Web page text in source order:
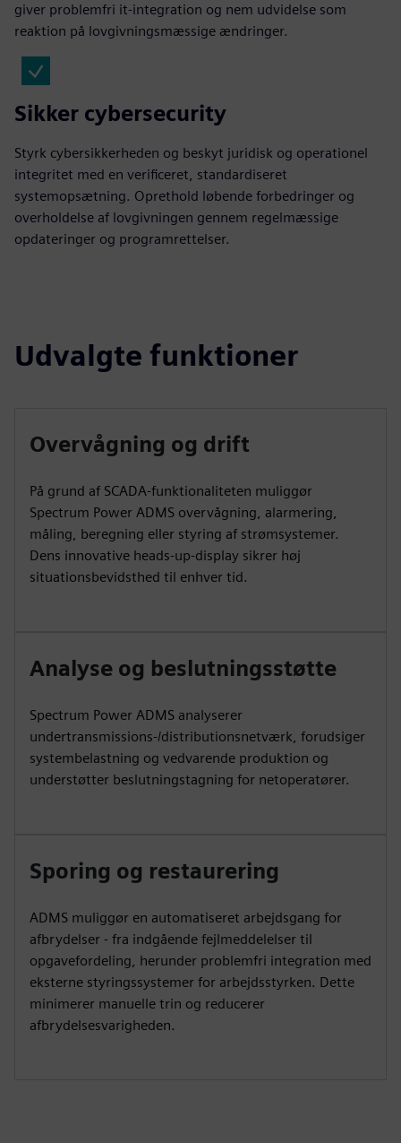
giver problemfri it-integration og nem udvidelse som
reaktion på lovgivningsmæssige ændringer.
Sikker cybersecurity
Styrk cybersikkerheden og beskyt juridisk og operationel
integritet med en verificeret, standardiseret
systemopsætning. Oprethold løbende forbedringer og
overholdelse af lovgivningen gennem regelmæssige
opdateringer og programrettelser.
Udvalgte funktioner
Overvågning og drift
På grund af SCADA-funktionaliteten muliggør
Spectrum Power ADMS overvågning, alarmering,
måling, beregning eller styring af strømsystemer.
Dens innovative heads-up-display sikrer høj
situationsbevidsthed til enhver tid.
Analyse og beslutningsstøtte
Spectrum Power ADMS analyserer
undertransmissions-/distributionsnetværk, forudsiger
systembelastning og vedvarende produktion og
understøtter beslutningstagning for netoperatører.
Sporing og restaurering
ADMS muliggør en automatiseret arbejdsgang for
afbrydelser - fra indgående fejlmeddelelser til
opgavefordeling, herunder problemfri integration med
eksterne styringssystemer for arbejdsstyrken. Dette
minimerer manuelle trin og reducerer
afbrydelsesvarigheden.